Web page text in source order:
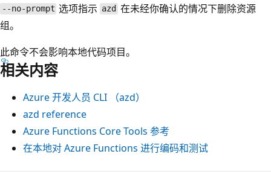
--no-prompt 选项指示 azd 在未经你确认的情况下删除资源
组。
此命令不会影响本地代码项目。
相关内容
Azure 开发人员 CLI （azd）
azd reference
Azure Functions Core Tools 参考
在本地对 Azure Functions 进行编码和测试